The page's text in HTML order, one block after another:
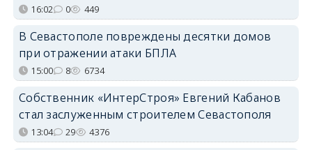
16:02 0 449
В Севастополе повреждены десятки домов
при отражении атаки БПЛА
15:00 8 6734
Собственник «ИнтерСтроя» Евгений Кабанов
стал заслуженным строителем Севастополя
13:04 29 4376